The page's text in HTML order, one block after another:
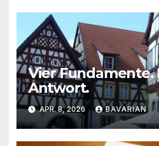
Vier Fundamente.
Antwort.
APR. 8, 2026 BAVARIAN